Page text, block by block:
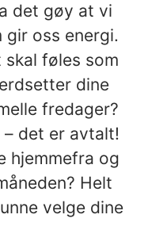
det gøy at vi
gir oss energi.
skal føles som
dine
fredager?
– det er avtalt!
hjemmefra og
Helt
velge dine